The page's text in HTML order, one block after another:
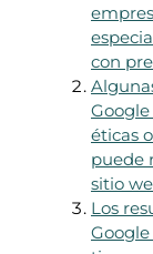
con
éticas
puede
sitio
Los